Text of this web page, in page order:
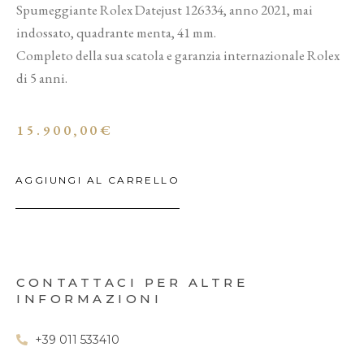
Spumeggiante Rolex Datejust 126334, anno 2021, mai
indossato, quadrante menta, 41 mm.
Completo della sua scatola e garanzia internazionale Rolex
di 5 anni.
15.900,00€
AGGIUNGI AL CARRELLO
CONTATTACI PER ALTRE
INFORMAZIONI
+39 011 533410